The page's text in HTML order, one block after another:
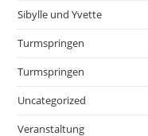
Sibylle und Yvette
Turmspringen
Turmspringen
Uncategorized
Veranstaltung